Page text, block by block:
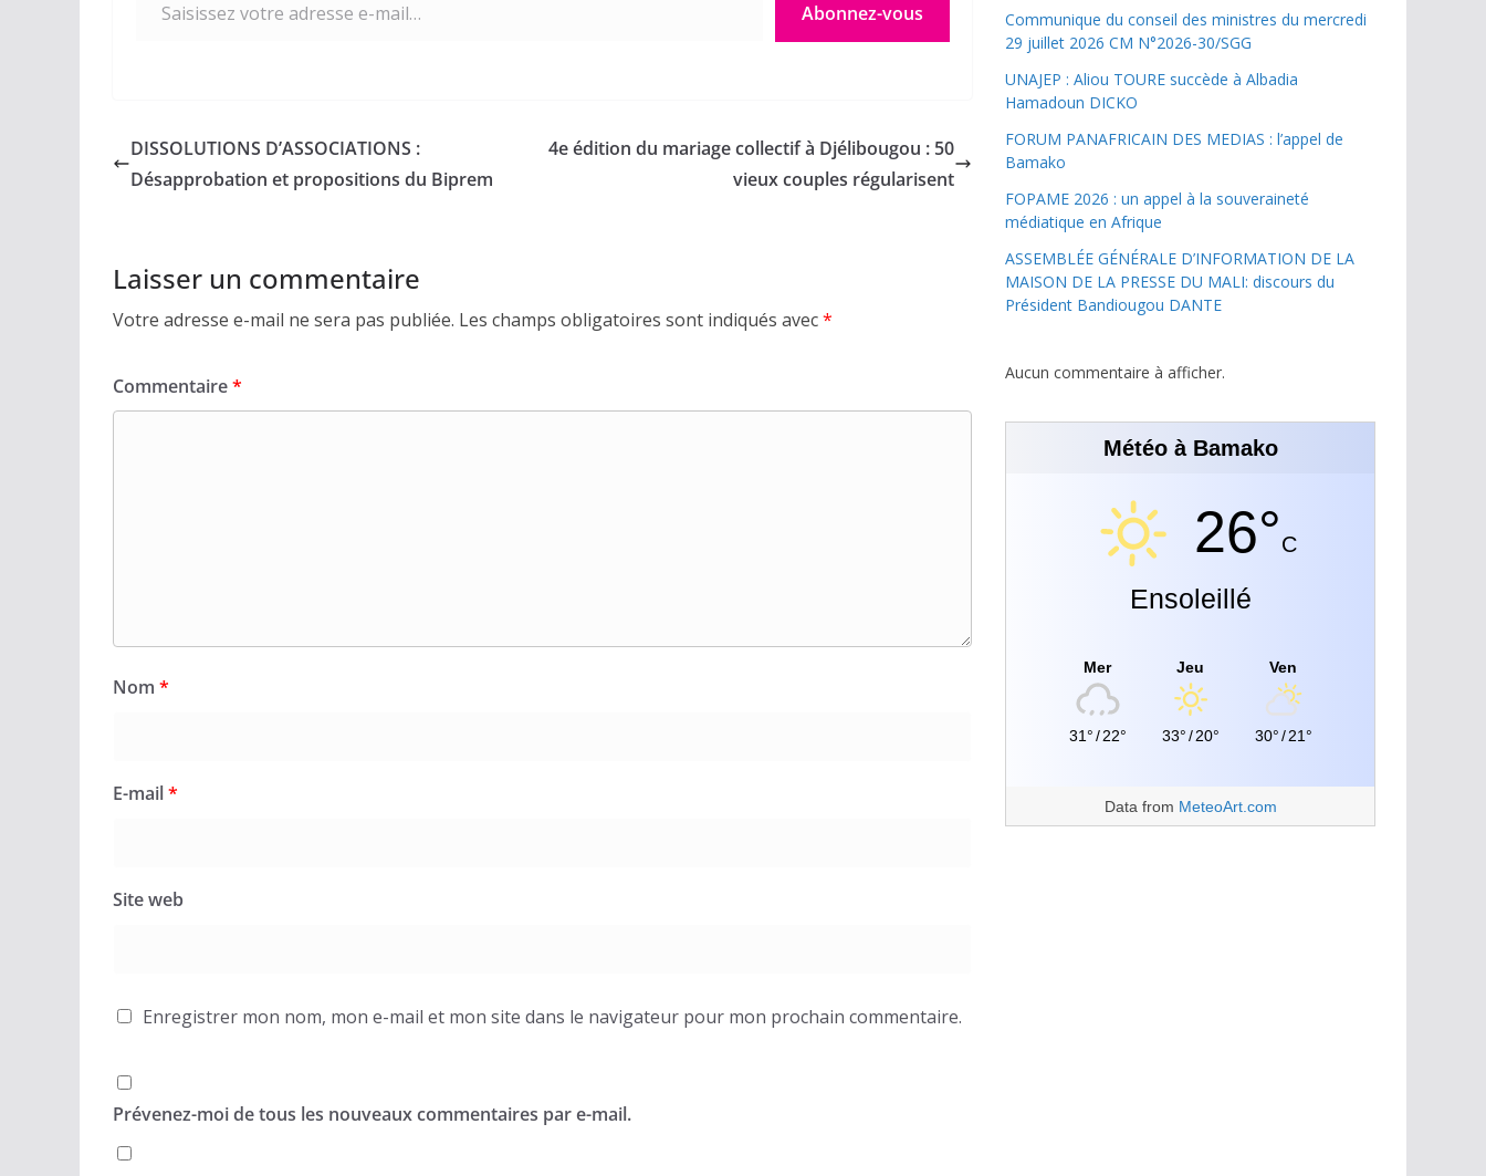
Abonnez-vous
DISSOLUTIONS D’ASSOCIATIONS :
Désapprobation et propositions du Biprem
4e édition du mariage collectif à Djélibougou : 50
vieux couples régularisent
Laisser un commentaire
Votre adresse e-mail ne sera pas publiée. Les champs obligatoires sont indiqués avec*
Commentaire*
Nom *
E-mail*
Site web
Enregistrer mon nom, mon e-mail et mon site dans le navigateur pour mon prochain commentaire.
Prévenez-moi de tous les nouveaux commentaires par e-mail.
Communique du conseil des ministres du mercredi
29 juillet 2026 CM N°2026-30/SGG
UNAJEP : Aliou TOURE succède à Albadia
Hamadoun DICKO
FORUM PANAFRICAIN DES MEDIAS : l’appel de
Bamako
FOPAME 2026 : un appel à la souveraineté
médiatique en Afrique
ASSEMBLÉE GÉNÉRALE D’INFORMATION DE LA
MAISON DE LA PRESSE DU MALI: discours du
Président Bandiougou DANTE
Aucun commentaire à afficher.
Météo à Bamako
26°C
Ensoleillé
Mer
31°/ 22°
Jeu
33°/ 20°
Ven
30°/ 21°
Data from MeteoArt.com